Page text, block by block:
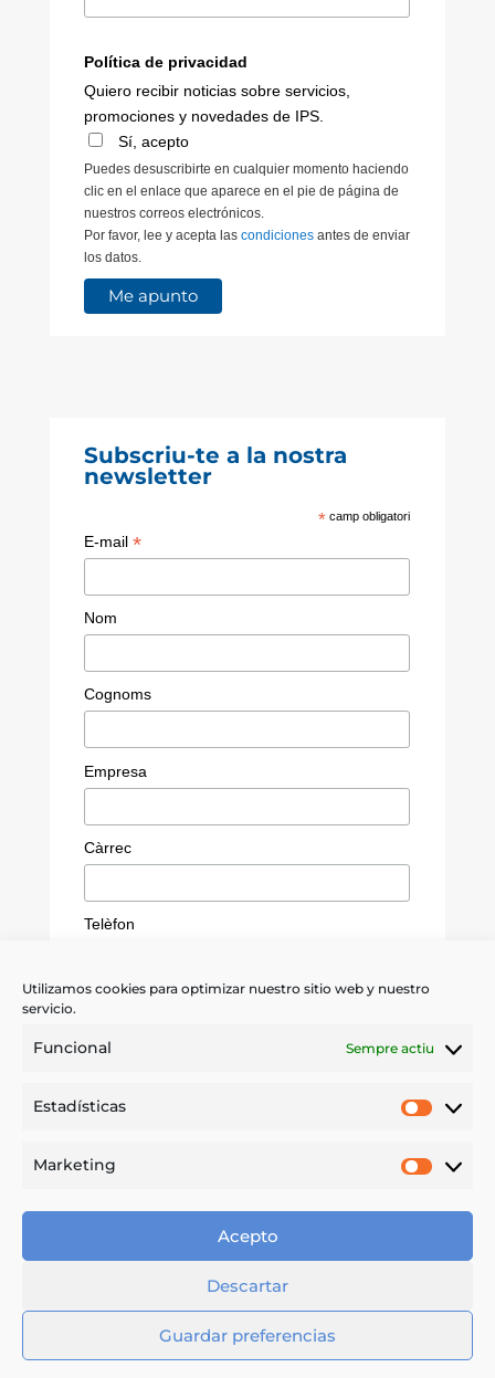
Utilizamos cookies para optimizar nuestro sitio web y nuestro
servicio.
Funcional Sempre actiu
Estadísticas
Marketing
Acepto
Descartar
Guardar preferencias
Política de privacidad
Quiero recibir noticias sobre servicios,
promociones y novedades de IPS.
Sí, acepto
Puedes desuscribirte en cualquier momento haciendo
clic en el enlace que aparece en el pie de página de
nuestros correos electrónicos.
Por favor, lee y acepta las condicionesantes de enviar
los datos.
Subscriu-te a la nostra
newsletter
*camp obligatori
E-mail *
Nom
Cognoms
Empresa
Càrrec
Telèfon
servicios, promociones y novedades de
momento.